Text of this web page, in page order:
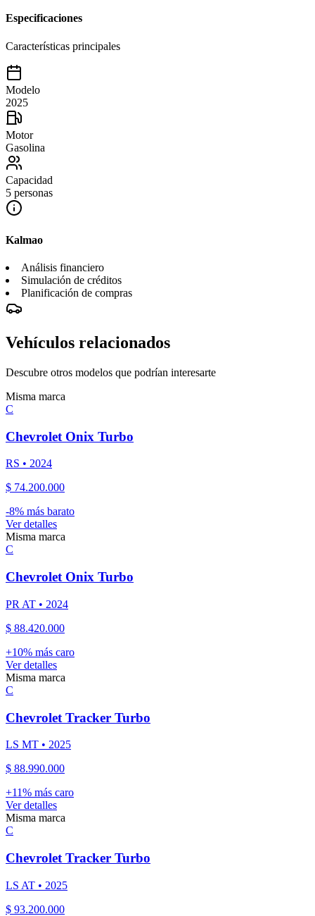
Especificaciones
Características principales
Modelo
2025
Motor
Gasolina
Capacidad
5 personas
Kalmao
Análisis financiero
Simulación de créditos
Planificación de compras
Vehículos relacionados
Descubre otros modelos que podrían interesarte
Misma marca
C
Chevrolet Onix Turbo
RS • 2024
$ 74.200.000
-8% más barato
Ver detalles
Misma marca
C
Chevrolet Onix Turbo
PR AT • 2024
$ 88.420.000
+10% más caro
Ver detalles
Misma marca
C
Chevrolet Tracker Turbo
LS MT • 2025
$ 88.990.000
+11% más caro
Ver detalles
Misma marca
C
Chevrolet Tracker Turbo
LS AT • 2025
$ 93.200.000